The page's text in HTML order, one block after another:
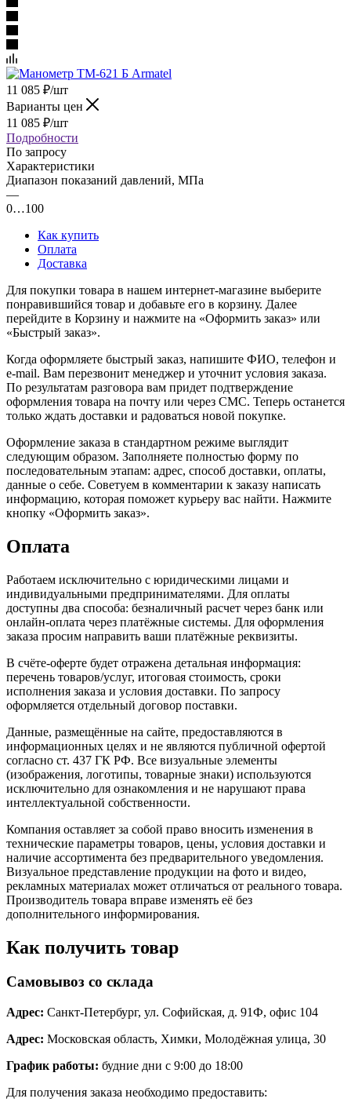
11 085 ₽/шт
Варианты цен
11 085 ₽/шт
Подробности
По запросу
Характеристики
Диапазон показаний давлений, МПа
—
0…100
Как купить
Оплата
Доставка
Для покупки товара в нашем интернет-магазине выберите
понравившийся товар и добавьте его в корзину. Далее
перейдите в Корзину и нажмите на «Оформить заказ» или
«Быстрый заказ».
Когда оформляете быстрый заказ, напишите ФИО, телефон и
e-mail. Вам перезвонит менеджер и уточнит условия заказа.
По результатам разговора вам придет подтверждение
оформления товара на почту или через СМС. Теперь останется
только ждать доставки и радоваться новой покупке.
Оформление заказа в стандартном режиме выглядит
следующим образом. Заполняете полностью форму по
последовательным этапам: адрес, способ доставки, оплаты,
данные о себе. Советуем в комментарии к заказу написать
информацию, которая поможет курьеру вас найти. Нажмите
кнопку «Оформить заказ».
Оплата
Работаем исключительно с юридическими лицами и
индивидуальными предпринимателями. Для оплаты
доступны два способа: безналичный расчет через банк или
онлайн-оплата через платёжные системы. Для оформления
заказа просим направить ваши платёжные реквизиты.
В счёте-оферте будет отражена детальная информация:
перечень товаров/услуг, итоговая стоимость, сроки
исполнения заказа и условия доставки. По запросу
оформляется отдельный договор поставки.
Данные, размещённые на сайте, предоставляются в
информационных целях и не являются публичной офертой
согласно ст. 437 ГК РФ. Все визуальные элементы
(изображения, логотипы, товарные знаки) используются
исключительно для ознакомления и не нарушают права
интеллектуальной собственности.
Компания оставляет за собой право вносить изменения в
технические параметры товаров, цены, условия доставки и
наличие ассортимента без предварительного уведомления.
Визуальное представление продукции на фото и видео,
рекламных материалах может отличаться от реального товара.
Производитель товара вправе изменять её без
дополнительного информирования.
Как получить товар
Самовывоз со склада
Адрес: Санкт-Петербург, ул. Софийская, д. 91Ф, офис 104
Адрес: Московская область, Химки, Молодёжная улица, 30
График работы: будние дни с 9:00 до 18:00
Для получения заказа необходимо предоставить: